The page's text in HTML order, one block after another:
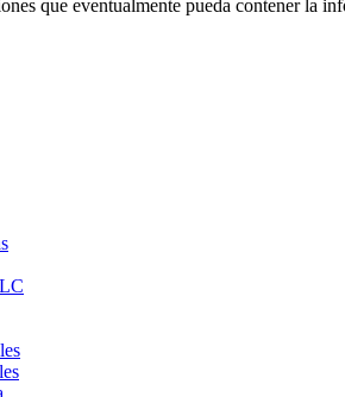
que eventualmente pueda contener la